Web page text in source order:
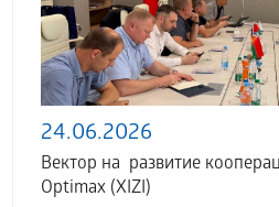
24.06.2026
Вектор на развитие
Optimax (XIZI)